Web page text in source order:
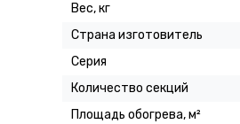
Вес, кг
Страна изготовитель
Серия
Количество секций
Площадь обогрева, м²